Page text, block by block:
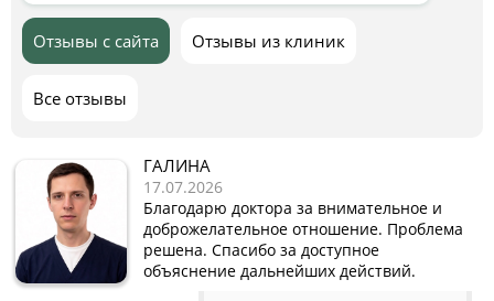
Отзывы с сайта Отзывы из клиник
Все отзывы
ГАЛИНА
17.07.2026
Благодарю доктора за внимательное и
доброжелательное отношение. Проблема
решена. Спасибо за доступное
объяснение дальнейших действий.